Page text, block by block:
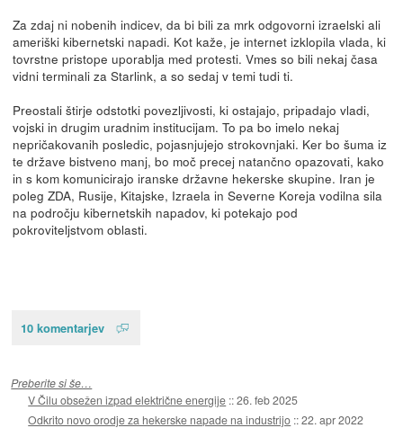
Za zdaj ni nobenih indicev, da bi bili za mrk odgovorni izraelski ali
ameriški kibernetski napadi. Kot kaže, je internet izklopila vlada, ki
tovrstne pristope uporablja med protesti. Vmes so bili nekaj časa
vidni terminali za Starlink, a so sedaj v temi tudi ti.
Preostali štirje odstotki povezljivosti, ki ostajajo, pripadajo vladi,
vojski in drugim uradnim institucijam. To pa bo imelo nekaj
nepričakovanih posledic, pojasnjujejo strokovnjaki. Ker bo šuma iz
te države bistveno manj, bo moč precej natančno opazovati, kako
in s kom komunicirajo iranske državne hekerske skupine. Iran je
poleg ZDA, Rusije, Kitajske, Izraela in Severne Koreja vodilna sila
na področju kibernetskih napadov, ki potekajo pod
pokroviteljstvom oblasti.
10 komentarjev
Preberite si še…
V Čilu obsežen izpad električne energije ::26. feb 2025
Odkrito novo orodje za hekerske napade na industrijo ::22. apr 2022